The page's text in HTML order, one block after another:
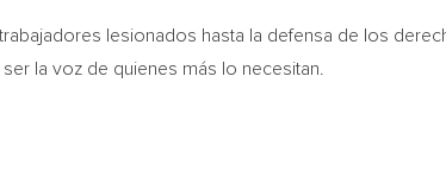
lesionados hasta la defensa de los
la voz de quienes más lo necesitan.